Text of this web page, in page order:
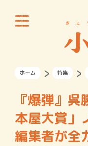
ホーム 特集
『爆弾』
本屋大賞」
編集者が全